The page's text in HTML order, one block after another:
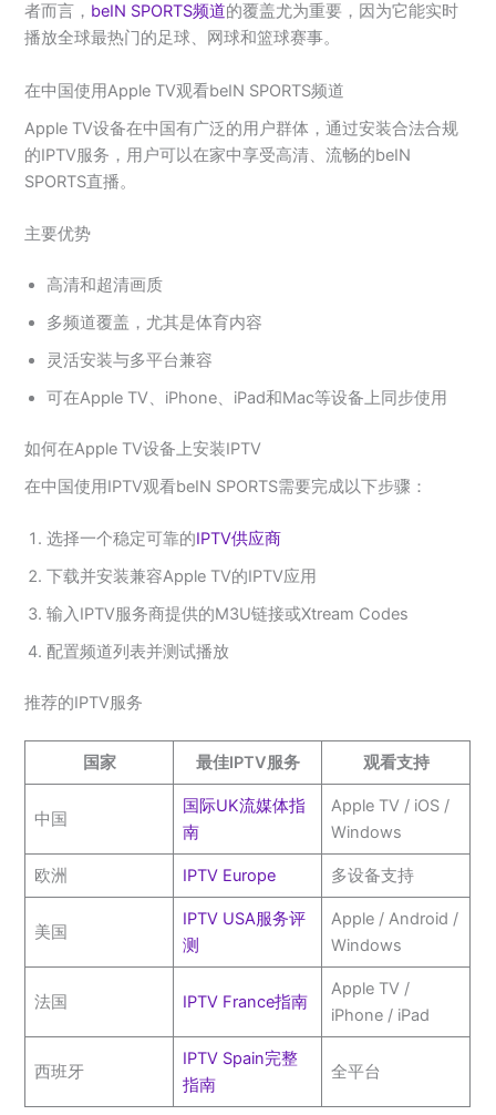
者而言， beIN SPORTS频道的覆盖尤为重要，因为它能实时
播放全球最热门的足球、网球和篮球赛事。
在中国使用Apple TV观看beIN SPORTS频道
Apple TV设备在中国有广泛的用户群体，通过安装合法合规
的IPTV服务，用户可以在家中享受高清、流畅的beIN
SPORTS直播。
主要优势
高清和超清画质
多频道覆盖，尤其是体育内容
灵活安装与多平台兼容
可在Apple TV、iPhone、iPad和Mac等设备上同步使用
如何在Apple TV设备上安装IPTV
在中国使用IPTV观看beIN SPORTS需要完成以下步骤：
选择一个稳定可靠的IPTV供应商
下载并安装兼容Apple TV的IPTV应用
输入IPTV服务商提供的M3U链接或Xtream Codes
配置频道列表并测试播放
推荐的IPTV服务
国家 最佳IPTV服务 观看支持
中国
国际UK流媒体指
南
Apple TV / iOS /
Windows
欧洲 IPTV Europe 多设备支持
美国
IPTV USA服务评
测
Apple / Android /
Windows
法国 IPTV France指南
Apple TV /
iPhone / iPad
西班牙
IPTV Spain完整
指南
全平台